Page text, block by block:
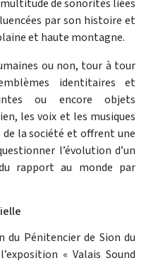
de sonorités liées
par son histoire et
et haute montagne.
ou non, tour à tour
identitaires et
ou encore objets
les voix et les musiques
la société et offrent une
l’évolution d’un
rapport au monde par
du Pénitencier de Sion du
« Valais Sound